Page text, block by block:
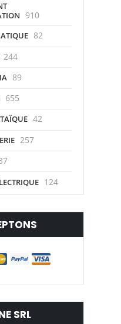
910
82
244
89
655
42
257
124
SRL